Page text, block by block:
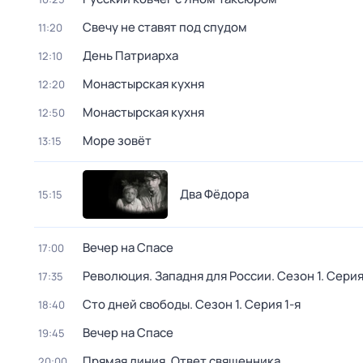
11:20 Свечу не ставят под спудом
12:10 День Патриарха
12:20 Монастырская кухня
12:50 Монастырская кухня
13:15 Море зовёт
15:15 Два Фёдора
17:00 Вeчер на Спасe
17:35 Революция. Западня для России. Сезон 1.
18:40 Сто дней свободы. Сезон 1. Серия 1-я
19:45 Вeчер на Спасe